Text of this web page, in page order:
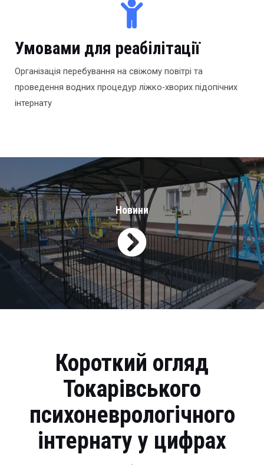
Умовами для реабілітації
Організація перебування на свіжому повітрі та
проведення водних процедур ліжко-хворих підопічних
інтернату
Новини
Короткий огляд
Токарівського
психоневрологічного
інтернату у цифрах
.